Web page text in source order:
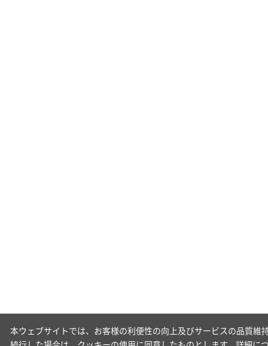
本ウェブサイトでは、お客様の利便性の向上及びサービスの品質